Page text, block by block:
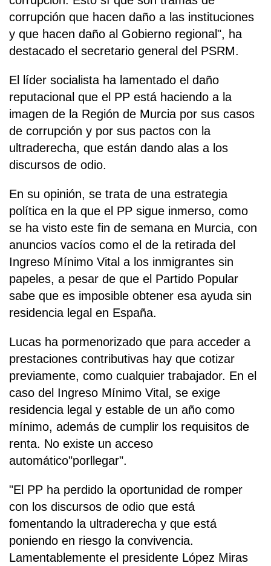
corrupción que hacen daño a las instituciones
y que hacen daño al Gobierno regional", ha
destacado el secretario general del PSRM.
El líder socialista ha lamentado el daño
reputacional que el PP está haciendo a la
imagen de la Región de Murcia por sus casos
de corrupción y por sus pactos con la
ultraderecha, que están dando alas a los
discursos de odio.
En su opinión, se trata de una estrategia
política en la que el PP sigue inmerso, como
se ha visto este fin de semana en Murcia, con
anuncios vacíos como el de la retirada del
Ingreso Mínimo Vital a los inmigrantes sin
papeles, a pesar de que el Partido Popular
sabe que es imposible obtener esa ayuda sin
residencia legal en España.
Lucas ha pormenorizado que para acceder a
prestaciones contributivas hay que cotizar
previamente, como cualquier trabajador. En el
caso del Ingreso Mínimo Vital, se exige
residencia legal y estable de un año como
mínimo, además de cumplir los requisitos de
renta. No existe un acceso
automático"porllegar".
"El PP ha perdido la oportunidad de romper
con los discursos de odio que está
fomentando la ultraderecha y que está
poniendo en riesgo la convivencia.
Lamentablemente el presidente López Miras